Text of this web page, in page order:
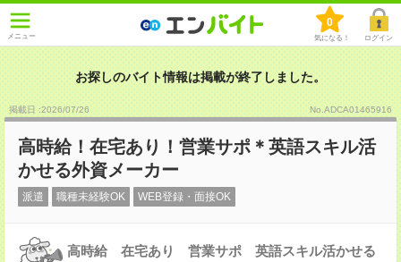
メニュー
0
気になる！ ログイン
お探しのバイト情報は掲載が終了しました。
掲載日 :2026/07/26 No.ADCA01465916
高時給！在宅あり！営業サポ＊英語スキル活
かせる外資メーカー
派遣 職種未経験OK WEB登録・面接OK
高時給 在宅あり 営業サポ 英語スキル活かせる